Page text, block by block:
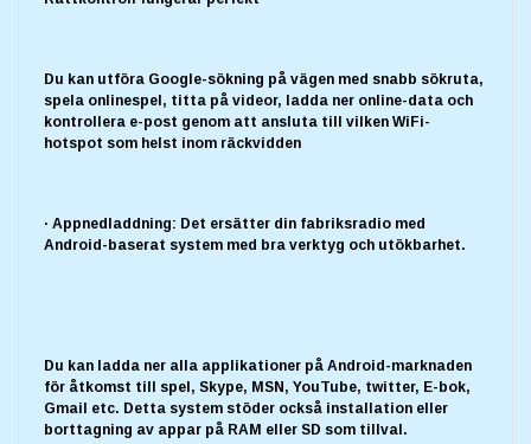
Du kan utföra Google-sökning på vägen med snabb sökruta,
spela onlinespel, titta på videor, ladda ner online-data och
kontrollera e-post genom att ansluta till vilken WiFi-
hotspot som helst inom räckvidden
· Appnedladdning: Det ersätter din fabriksradio med
Android-baserat system med bra verktyg och utökbarhet.
Du kan ladda ner alla applikationer på Android-marknaden
för åtkomst till spel, Skype, MSN, YouTube, twitter, E-bok,
Gmail etc. Detta system stöder också installation eller
borttagning av appar på RAM eller SD som tillval.